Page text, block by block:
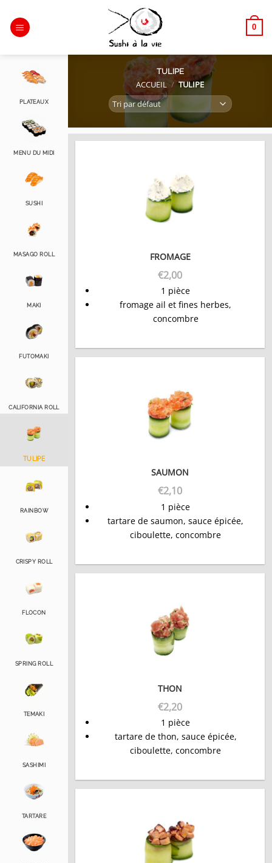
au
contenu
0
TULIPE
ACCUEIL / TULIPE
PLATEAUX
MENU DU MIDI
SUSHI
MASAGO ROLL
MAKI
FUTOMAKI
CALIFORNIA ROLL
TULIPE
RAINBOW
CRISPY ROLL
FLOCON
SPRING ROLL
TEMAKI
SASHIMI
TARTARE
FROMAGE
€2,00
1 pièce
fromage ail et fines herbes,
concombre
SAUMON
€2,10
1 pièce
tartare de saumon, sauce épicée,
ciboulette, concombre
THON
€2,20
1 pièce
tartare de thon, sauce épicée,
ciboulette, concombre